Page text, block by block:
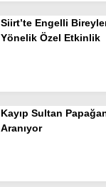
Siirt’te Engelli
Yönelik Özel Etkinlik
Kayıp Sultan
Aranıyor